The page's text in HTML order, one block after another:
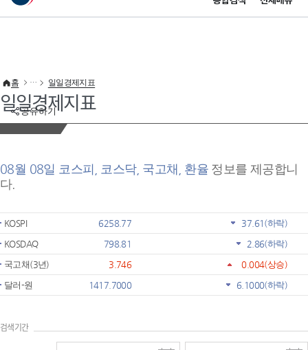
이 누리집은 대한민국 공식 전자정부 누리집입니다.
공유하기
홈 일일경제지표
일일경제지표
08월 08일 코스피, 코스닥, 국고채, 환율 정보를 제공합니
다.
KOSPI 6258.77 37.61 (하락)
KOSDAQ
798.81 2.86(하락)
국고채(3년)
3.746 0.004(상승)
달러-원
1417.7000 6.1000(하락)
검색기간